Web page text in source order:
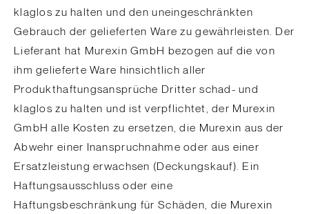
klaglos zu halten und den uneingeschränkten
Gebrauch der gelieferten Ware zu gewährleisten. Der
Lieferant hat Murexin GmbH bezogen auf die von
ihm gelieferte Ware hinsichtlich aller
Produkthaftungsansprüche Dritter schad- und
klaglos zu halten und ist verpflichtet, der Murexin
GmbH alle Kosten zu ersetzen, die Murexin aus der
Abwehr einer Inanspruchnahme oder aus einer
Ersatzleistung erwachsen (Deckungskauf). Ein
Haftungsausschluss oder eine
Haftungsbeschränkung für Schäden, die Murexin